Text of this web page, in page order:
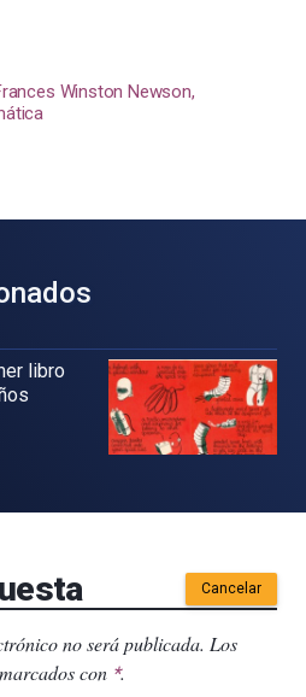
Winston Newson,
libro
Cancelar
no será publicada. Los
con *.